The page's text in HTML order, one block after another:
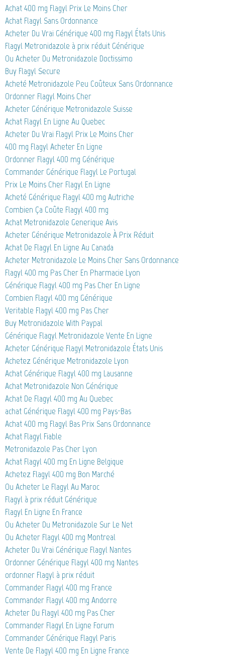
Achat 400 mg Flagyl Prix Le Moins Cher
Achat Flagyl Sans Ordonnance
Acheter Du Vrai Générique 400 mg Flagyl États Unis
Flagyl Metronidazole à prix réduit Générique
Ou Acheter Du Metronidazole Doctissimo
Buy Flagyl Secure
Acheté Metronidazole Peu Coûteux Sans Ordonnance
Ordonner Flagyl Moins Cher
Acheter Générique Metronidazole Suisse
Achat Flagyl En Ligne Au Quebec
Acheter Du Vrai Flagyl Prix Le Moins Cher
400 mg Flagyl Acheter En Ligne
Ordonner Flagyl 400 mg Générique
Commander Générique Flagyl Le Portugal
Prix Le Moins Cher Flagyl En Ligne
Acheté Générique Flagyl 400 mg Autriche
Combien Ça Coûte Flagyl 400 mg
Achat Metronidazole Generique Avis
Acheter Générique Metronidazole À Prix Réduit
Achat De Flagyl En Ligne Au Canada
Acheter Metronidazole Le Moins Cher Sans Ordonnance
Flagyl 400 mg Pas Cher En Pharmacie Lyon
Générique Flagyl 400 mg Pas Cher En Ligne
Combien Flagyl 400 mg Générique
Veritable Flagyl 400 mg Pas Cher
Buy Metronidazole With Paypal
Générique Flagyl Metronidazole Vente En Ligne
Acheter Générique Flagyl Metronidazole États Unis
Achetez Générique Metronidazole Lyon
Achat Générique Flagyl 400 mg Lausanne
Achat Metronidazole Non Générique
Achat De Flagyl 400 mg Au Quebec
achat Générique Flagyl 400 mg Pays-Bas
Achat 400 mg Flagyl Bas Prix Sans Ordonnance
Achat Flagyl Fiable
Metronidazole Pas Cher Lyon
Achat Flagyl 400 mg En Ligne Belgique
Achetez Flagyl 400 mg Bon Marché
Ou Acheter Le Flagyl Au Maroc
Flagyl à prix réduit Générique
Flagyl En Ligne En France
Ou Acheter Du Metronidazole Sur Le Net
Ou Acheter Flagyl 400 mg Montreal
Acheter Du Vrai Générique Flagyl Nantes
Ordonner Générique Flagyl 400 mg Nantes
ordonner Flagyl à prix réduit
Commander Flagyl 400 mg France
Commander Flagyl 400 mg Andorre
Acheter Du Flagyl 400 mg Pas Cher
Commander Flagyl En Ligne Forum
Commander Générique Flagyl Paris
Vente De Flagyl 400 mg En Ligne France